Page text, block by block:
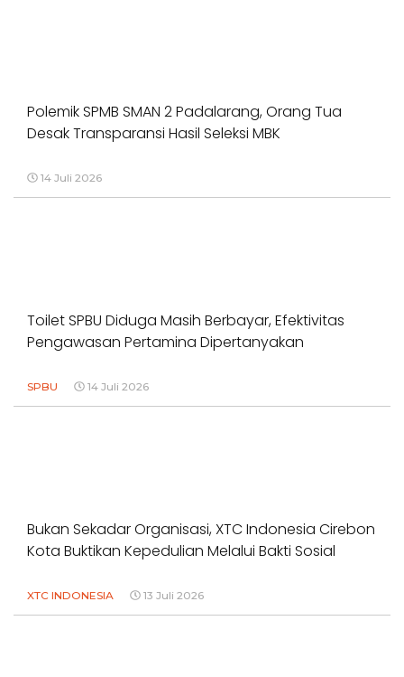
Polemik SPMB SMAN 2 Padalarang, Orang Tua
Desak Transparansi Hasil Seleksi MBK
14 Juli 2026
Toilet SPBU Diduga Masih Berbayar, Efektivitas
Pengawasan Pertamina Dipertanyakan
SPBU 14 Juli 2026
Bukan Sekadar Organisasi, XTC Indonesia Cirebon
Kota Buktikan Kepedulian Melalui Bakti Sosial
XTC INDONESIA 13 Juli 2026